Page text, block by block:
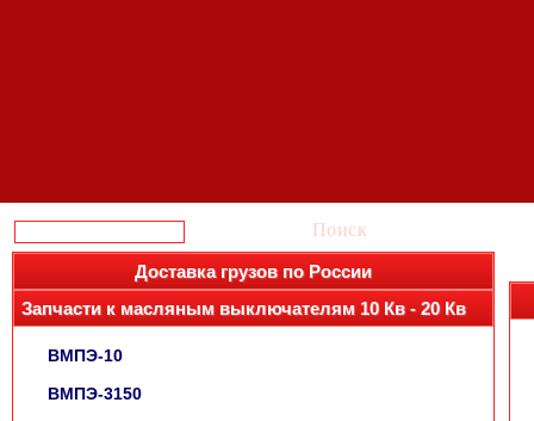
Поиск
Доставка грузов по России
Запчасти к масляным выключателям 10 Кв - 20 Кв
ВМПЭ-10
ВМПЭ-3150